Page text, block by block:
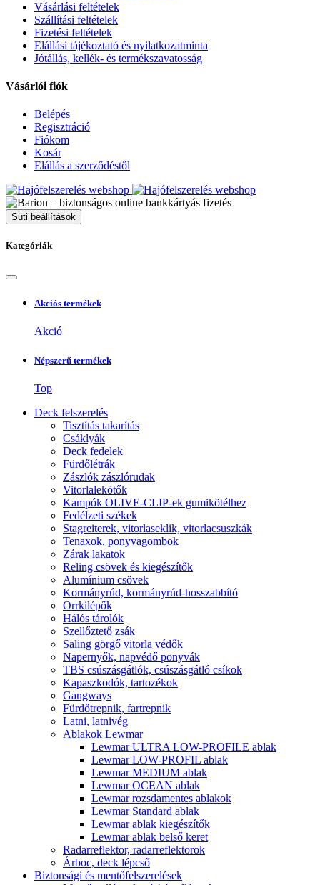
Vásárlási feltételek
Szállítási feltételek
Fizetési feltételek
Elállási tájékoztató és nyilatkozatminta
Jótállás, kellék- és termékszavatosság
Vásárlói fiók
Belépés
Regisztráció
Fiókom
Kosár
Elállás a szerződéstől
Süti beállítások
Kategóriák
Akciós termékek
Akció
Népszerű termékek
Top
Deck felszerelés
Tisztítás takarítás
Csáklyák
Deck fedelek
Fürdőlétrák
Zászlók zászlórudak
Vitorlalekötők
Kampók OLIVE-CLIP-ek gumikötélhez
Fedélzeti székek
Stagreiterek, vitorlaseklik, vitorlacsuszkák
Tenaxok, ponyvagombok
Zárak lakatok
Reling csövek és kiegészítők
Alumínium csövek
Kormányrúd, kormányrúd-hosszabbító
Orrkilépők
Hálós tárolók
Szellőztető zsák
Saling görgő vitorla védők
Napernyők, napvédő ponyvák
TBS csúszásgátlók, csúszásgátló csíkok
Kapaszkodók, tartozékok
Gangways
Fürdőtrepnik, fartrepnik
Latni, latnivég
Ablakok Lewmar
Lewmar ULTRA LOW-PROFILE ablak
Lewmar LOW-PROFIL ablak
Lewmar MEDIUM ablak
Lewmar OCEAN ablak
Lewmar rozsdamentes ablakok
Lewmar Standard ablak
Lewmar ablak kiegészítők
Lewmar ablak belső keret
Radarreflektor, radarreflektorok
Árboc, deck lépcső
Biztonsági és mentőfelszerelések